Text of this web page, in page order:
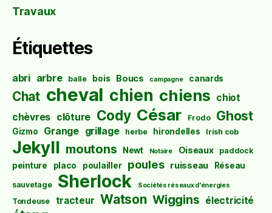
Travaux
Étiquettes
abri arbre balle bois Boucs campagne canards
Chat cheval chien chiens chiot
chèvres clôture Cody César Frodo Ghost
Gizmo Grange grillage herbe hirondelles Irish cob
Jekyll moutons Newt Notaire Oiseaux paddock
peinture placo poulailler poules ruisseau Réseau
sauvetage Sherlock Sociétés réseaux d'énergies
Tondeuse tracteur Watson Wiggins électricité